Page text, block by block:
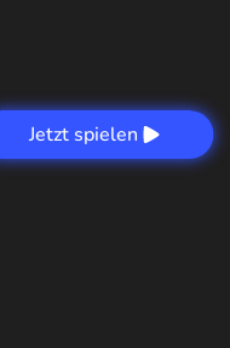
Jetzt spielen